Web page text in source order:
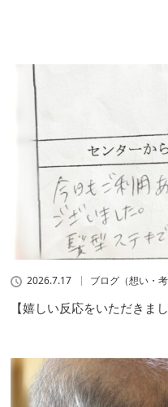
2026.7.17 ブログ（想い・考
【嬉しい反応をいただきまし